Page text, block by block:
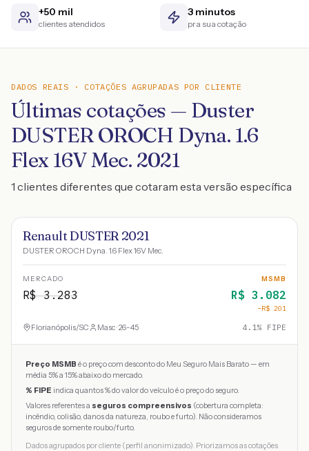
+50 mil
clientes atendidos
3 minutos
pra sua cotação
DADOS REAIS · COTAÇÕES AGRUPADAS POR CLIENTE
Últimas cotações — Duster
DUSTER OROCH Dyna. 1.6
Flex 16V Mec. 2021
1 clientes diferentes que cotaram esta versão específica
Renault DUSTER 2021
DUSTER OROCH Dyna. 1.6 Flex 16V Mec.
MERCADO
R$3.283
MSMB
R$ 3.082
−R$ 201
Florianópolis/SC Masc · 26-45 4.1% FIPE
Preço MSMB é o preço com desconto do Meu Seguro Mais Barato — em
média 5% a 15% abaixo do mercado.
% FIPE indica quantos % do valor do veículo é o preço do seguro.
Valores referentes a seguros compreensivos (cobertura completa:
incêndio, colisão, danos da natureza, roubo e furto). Não consideramos
seguros de somente roubo/furto.
Dados agrupados por cliente (perfil anonimizado). Priorizamos as cotações